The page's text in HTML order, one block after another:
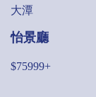
大潭
怡景廳
$75999+